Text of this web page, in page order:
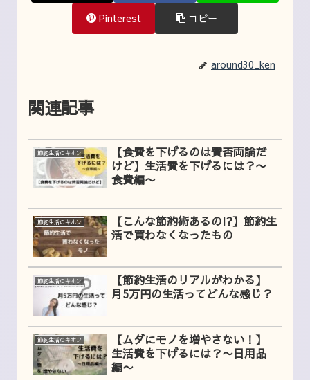
Pinterest コピー
around30_ken
関連記事
節約生活のキホン
【食費を下げるのは賛否両論だ
けど】生活費を下げるには？〜
食費編〜
節約生活のキホン
【こんな節約術あるの!?】節約生
活で買わなくなったもの
節約生活のキホン
【節約生活のリアルがわかる】
月5万円の生活ってどんな感じ？
節約生活のキホン
【ムダにモノを増やさない！】
生活費を下げるには？〜日用品
編〜